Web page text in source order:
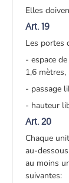
Elles
Art. 19
Les portes
- espace
1,6 mètres,
- passage
- hauteur
Art. 20
Chaque
au-
au moins
suivantes: